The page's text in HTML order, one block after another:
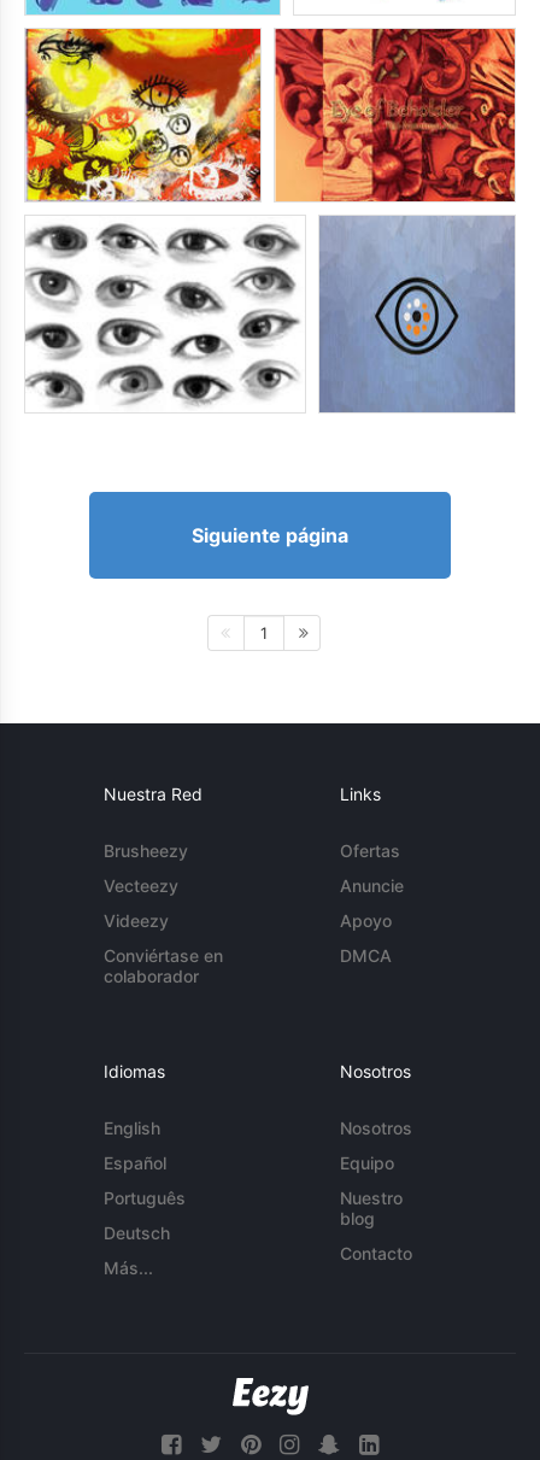
Siguiente página
1
Nuestra Red
Brusheezy
Vecteezy
Videezy
Conviértase en
colaborador
Links
Ofertas
Anuncie
Apoyo
DMCA
Idiomas
English
Español
Português
Deutsch
Más...
Nosotros
Nosotros
Equipo
Nuestro
blog
Contacto